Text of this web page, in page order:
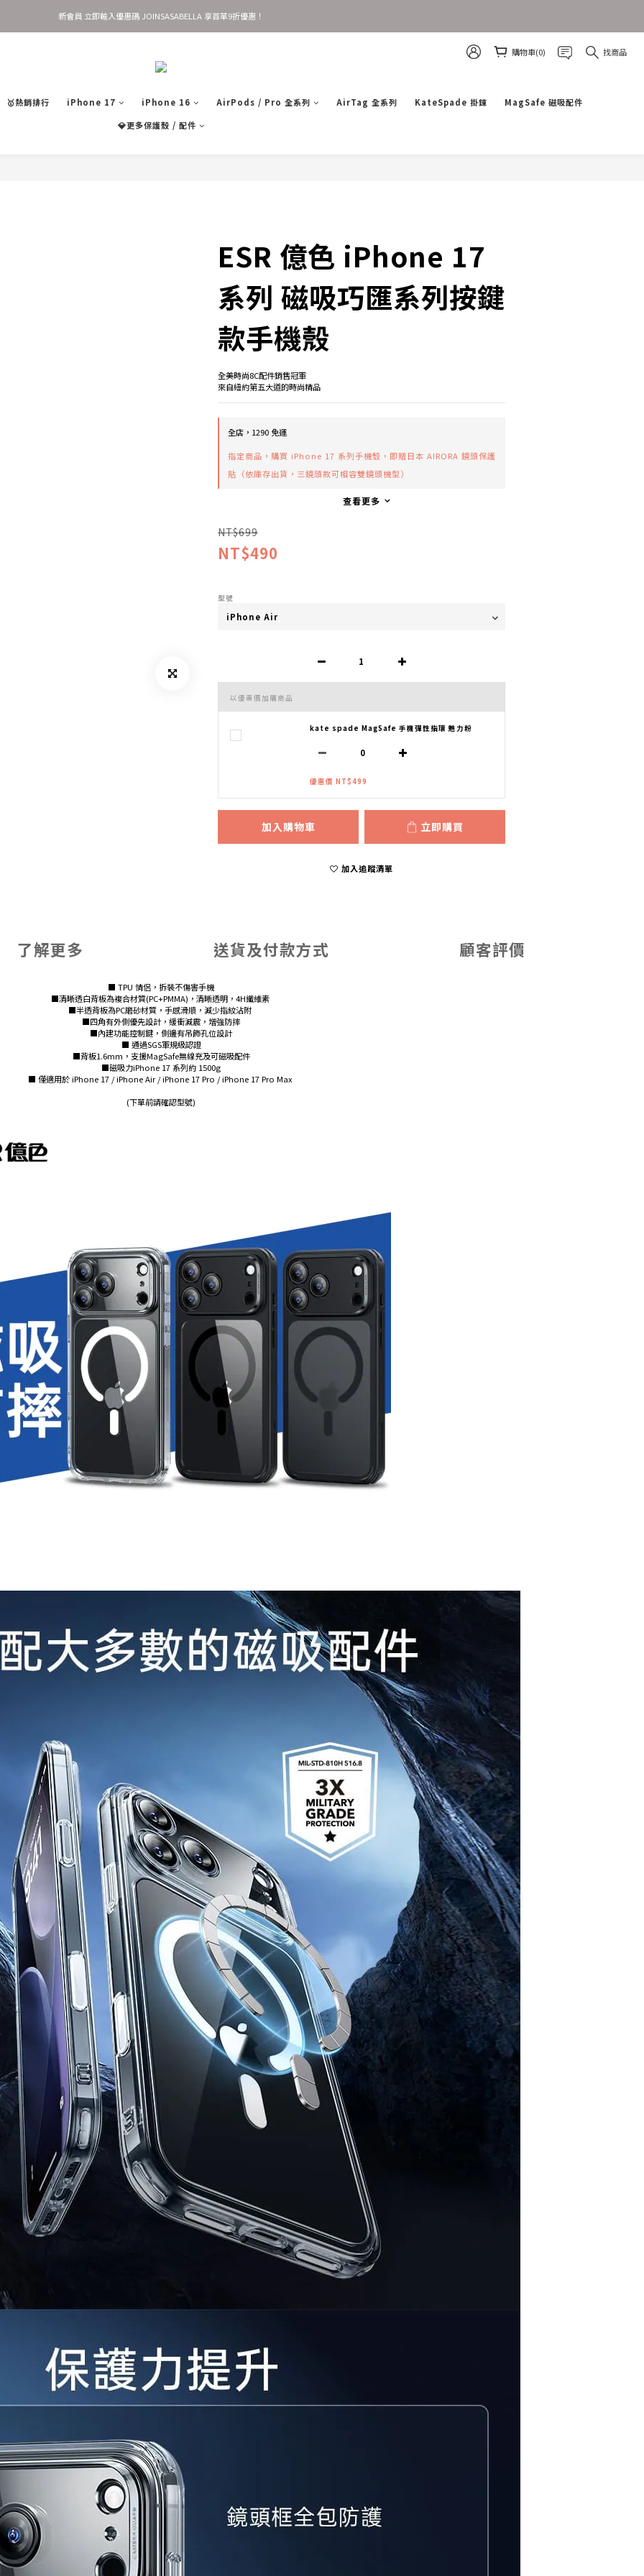
歡慶官網改版新上線✨新會員首單9折，加贈$50購物金
新會員 立即輸入優惠碼 JOINSASABELLA 享首單9折優惠！
購物車(0) 找商品
🥇熱銷排行 iPhone 17 iPhone 16 AirPods / Pro 全系列 AirTag 全系列 KateSpade 掛鍊
MagSafe 磁吸配件
💎更多保護殼 / 配件
ESR 億色 iPhone 17
系列 磁吸巧匯系列按鍵
款手機殼
全美時尚8C配件銷售冠軍
來自紐約第五大道的時尚精品
全店，1290 免運
指定商品，購買 iPhone 17 系列手機殼，即贈日本 AIRORA 鏡頭保護
貼（依庫存出貨，三鏡頭款可相容雙鏡頭機型）
查看更多
NT$699
NT$490
型號
以優惠價加購商品
kate spade MagSafe 手機彈性指環 魅力粉
優惠價 NT$499
加入購物車 立即購買
加入追蹤清單
了解更多 送貨及付款方式 顧客評價
■ TPU 情侶，拆裝不傷害手機
■清晰透白背板為複合材質(PC+PMMA)，清晰透明，4H纖維素
■半透背板為PC磨砂材質，手感滑順，減少指紋沾附
■四角有外側優先設計，緩衝減震，增強防摔
■內建功能控制鍵，側邊有吊飾孔位設計
■ 通過SGS軍規級認證
■背板1.6mm，支援MagSafe無線充及可磁吸配件
■磁吸力iPhone 17 系列約 1500g
■ 僅適用於 iPhone 17 / iPhone Air / iPhone 17 Pro / iPhone 17 Pro Max
(下單前請確認型號)